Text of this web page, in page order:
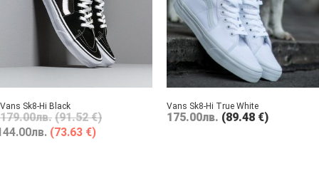
Vans Sk8-Hi Black
179.00лв. (91.52 €)
лв. (73.63 €)
Vans Sk8-Hi True White
175.00лв. (89.48 €)